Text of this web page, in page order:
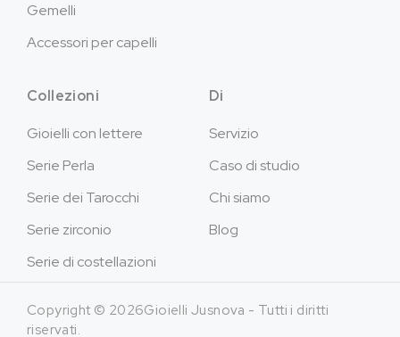
Gemelli
Accessori per capelli
Collezioni
Gioielli con lettere
Serie Perla
Serie dei Tarocchi
Serie zirconio
Serie di costellazioni
Di
Servizio
Caso di studio
Chi siamo
Blog
Copyright © 2026Gioielli Jusnova - Tutti i diritti
riservati.